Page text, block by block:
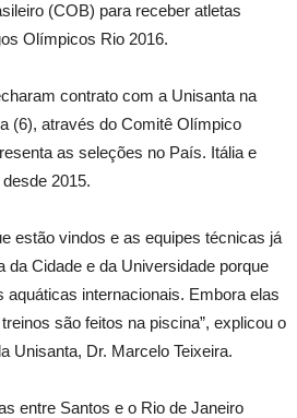
(COB) para receber atletas
Olímpicos Rio 2016.
contrato com a Unisanta na
(6), através do Comitê Olímpico
as seleções no País. Itália e
2015.
estão vindos e as equipes técnicas já
da Cidade e da Universidade porque
aquáticas internacionais. Embora elas
são feitos na piscina”, explicou o
Unisanta, Dr. Marcelo Teixeira.
entre Santos e o Rio de Janeiro